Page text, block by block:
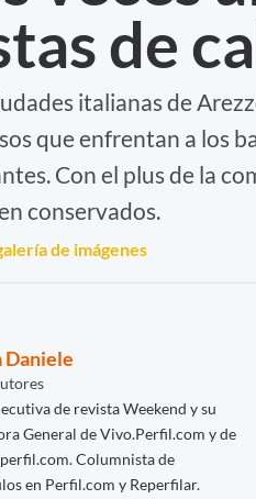
de
italianas de
que enfrentan a los
Con el plus de la
conservados.
de imágenes
Daniele
de revista Weekend y su
General de Vivo.Perfil.com y de
Columnista de
en Perfil.com y Reperfilar.